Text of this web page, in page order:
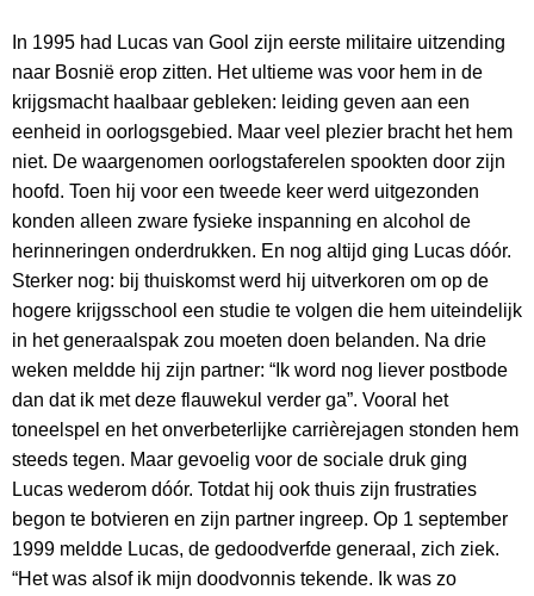
In 1995 had Lucas van Gool zijn eerste militaire uitzending
naar Bosnië erop zitten. Het ultieme was voor hem in de
krijgsmacht haalbaar gebleken: leiding geven aan een
eenheid in oorlogsgebied. Maar veel plezier bracht het hem
niet. De waargenomen oorlogstaferelen spookten door zijn
hoofd. Toen hij voor een tweede keer werd uitgezonden
konden alleen zware fysieke inspanning en alcohol de
herinneringen onderdrukken. En nog altijd ging Lucas dóór.
Sterker nog: bij thuiskomst werd hij uitverkoren om op de
hogere krijgsschool een studie te volgen die hem uiteindelijk
in het generaalspak zou moeten doen belanden. Na drie
weken meldde hij zijn partner: “Ik word nog liever postbode
dan dat ik met deze flauwekul verder ga”. Vooral het
toneelspel en het onverbeterlijke carrièrejagen stonden hem
steeds tegen. Maar gevoelig voor de sociale druk ging
Lucas wederom dóór. Totdat hij ook thuis zijn frustraties
begon te botvieren en zijn partner ingreep. Op 1 september
1999 meldde Lucas, de gedoodverfde generaal, zich ziek.
“Het was alsof ik mijn doodvonnis tekende. Ik was zo